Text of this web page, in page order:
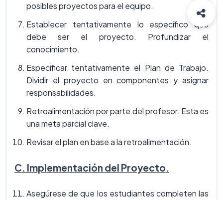
posibles proyectos para el equipo.
Establecer tentativamente lo específico que
debe ser el proyecto. Profundizar el
conocimiento.
Especificar tentativamente el Plan de Trabajo.
Dividir el proyecto en componentes y asignar
responsabilidades.
Retroalimentación por parte del profesor. Esta es
una meta parcial clave.
Revisar el plan en base a la retroalimentación.
C. Implementación del Proyecto.
Asegúrese de que los estudiantes completen las